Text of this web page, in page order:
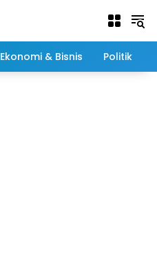
Ekonomi & Bisnis Politik